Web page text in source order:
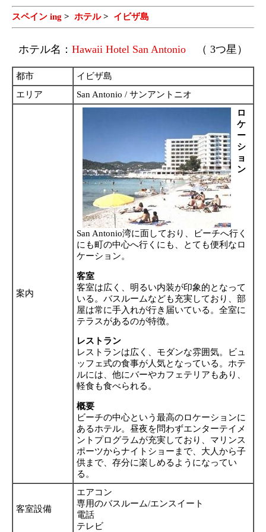
スペイン ing > ホテル> イビザ島
ホテル名： Hawaii Hotel San Antonio （ 3つ星）
都市
イビザ島
エリア
San Antonio / サンアントニオ
案内
ロ
ケ
ー
シ
ョ
ン
San Antonio湾に面しており、ビーチへ行く
にも町の中心へ行くにも、とても便利なロ
ケーション。
客室
客室は広く、明るい内装が印象的となって
いる。バスルームなども充実しており、部
屋は常に手入れが行き届いている。全室に
テラスがあるのが特徴。
レストラン
レストランは広く、モダンな雰囲気。ビュ
ッフェ式の食事が人気となっている。ホテ
ルには、他にバーやカフェテリアもあり、
軽食も食べられる。
概要
ビーチの中心という最高のロケーションに
あるホテル。昼夜を問わずエンターテイメ
ントプログラムが充実しており、マリンス
ポーツからナイトショーまで、大人から子
供まで、存分に楽しめるようになってい
る。
客室設備
エアコン
専用のバスルーム/エンスイート
電話
テレビ